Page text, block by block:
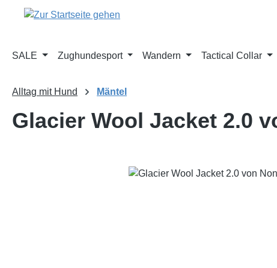
Hauptinhalt springen
Zur Suche springen
Zur Hauptnavigation springen
SALE Zughundesport Wandern Tactical Collar
Alltag mit Hund Mäntel
Glacier Wool Jacket 2.0